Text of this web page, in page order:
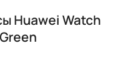
Huawei Watch